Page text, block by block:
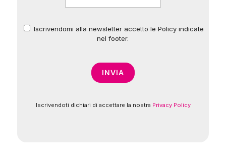
*
Iscrivendomi alla newsletter accetto le Policy indicate
nel footer.
Iscrivendoti dichiari di accettare la nostra Privacy Policy